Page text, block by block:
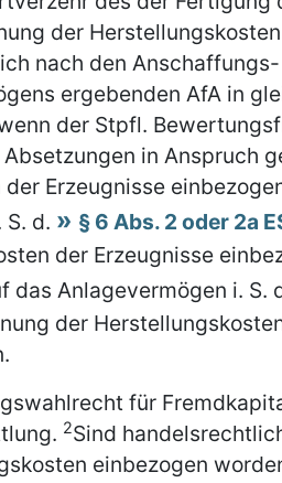
der
nach den
ergebenden AfA in
der Stpfl.
in Anspruch
Erzeugnisse
d.
§ 6 Abs. 2 oder 2a
der Erzeugnisse
das Anlagevermögen i. S.
der
für
2Sind
einbezogen